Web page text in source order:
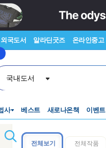
외국도서 알라딘굿즈 온라인중고
국내도서
사 베스트 새로나온책 이벤트
전체보기 전체작품